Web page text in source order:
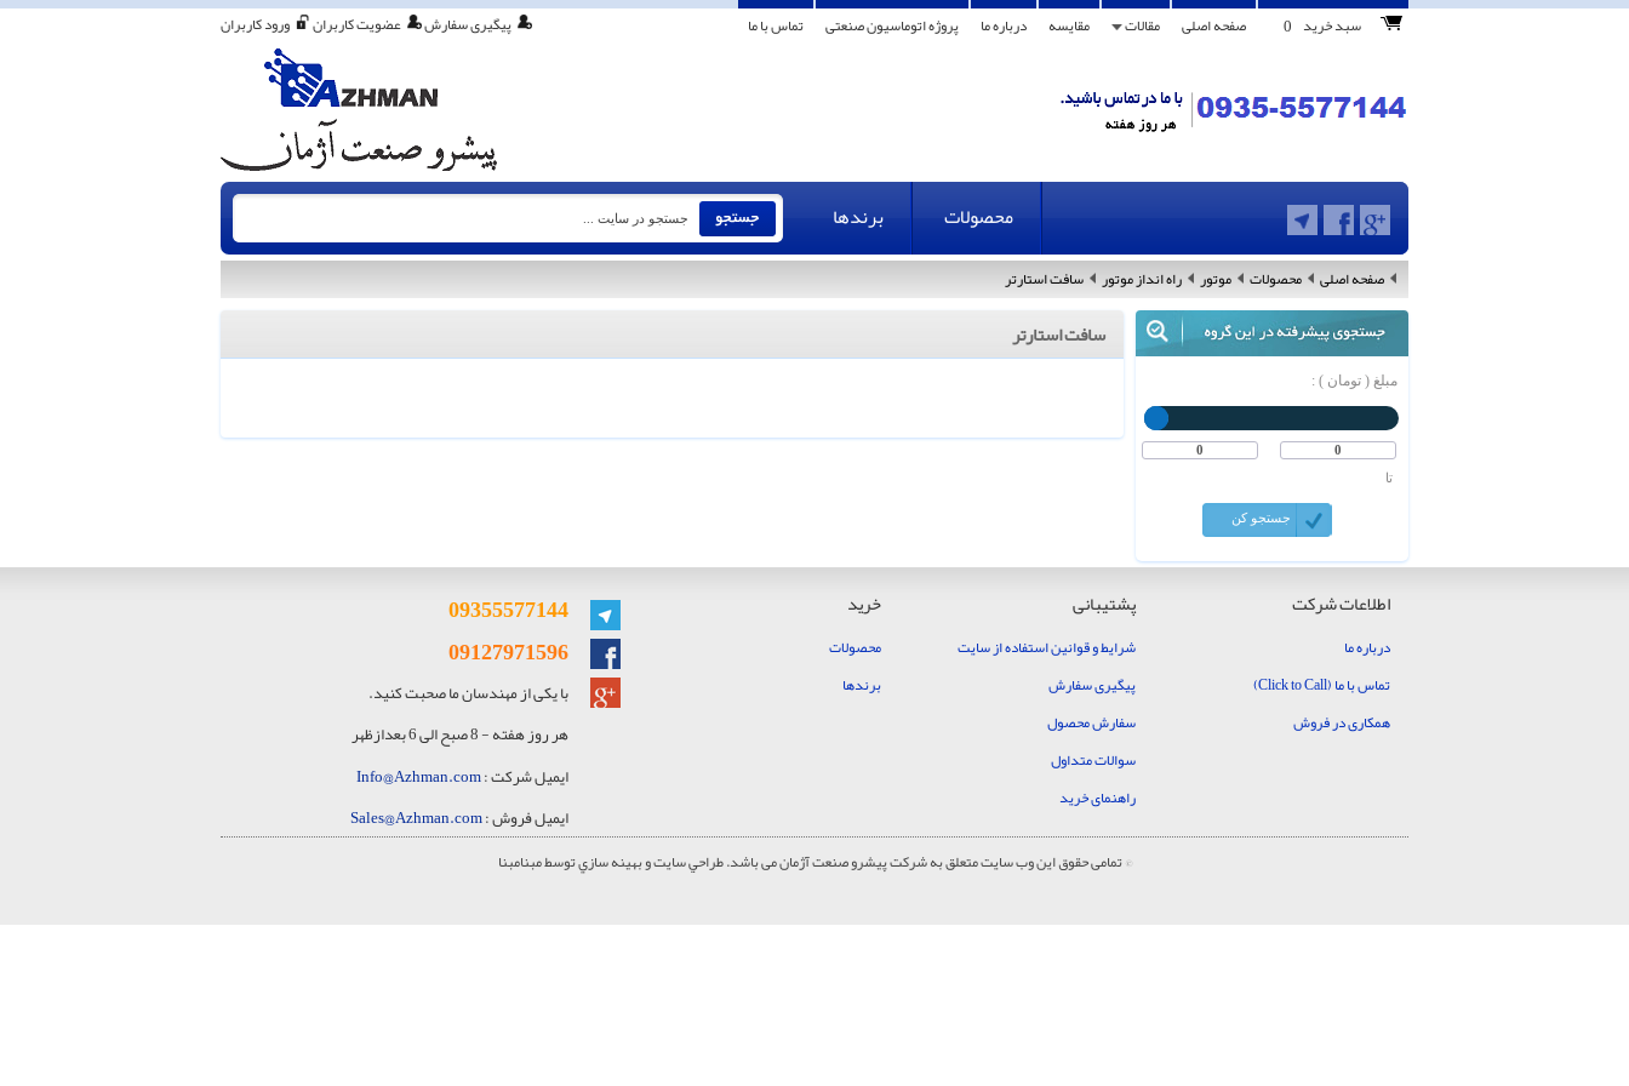
ورود کاربران عضویت کاربران پیگیری سفارش سبد خرید 0 صفحه اصلی مقالات مقایسه درباره ما پروژه اتوماسیون صنعتی تماس با ما
محصولات برندها
صفحه اصلی محصولات موتور راه انداز موتور سافت استارتر
مبلغ ( تومان ) :
تا
سافت استارتر
اطلاعات شرکت
درباره ما
تماس با ما (Click to Call)
همکاری در فروش
پشتیبانی
شرایط و قوانین استفاده از سایت
پیگیری سفارش
سفارش محصول
سوالات متداول
راهنمای خرید
خرید
محصولات
برندها
09355577144
09127971596
با یکی از مهندسان ما صحبت کنید.
هر روز هفته - 8 صبح الی 6 بعدازظهر
ایمیل شرکت :Info@Azhman.com
ایمیل فروش :Sales@Azhman.com
© تمامی حقوق این وب سایت متعلق به شرکت پیشرو صنعت آژمان می باشد.طراحي سايت و بهينه سازي توسط مبنامبنا